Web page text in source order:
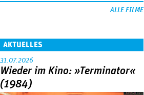
ALLE FILME
AKTUELLES
31.07.2026
Wieder im Kino: »Terminator«
(1984)